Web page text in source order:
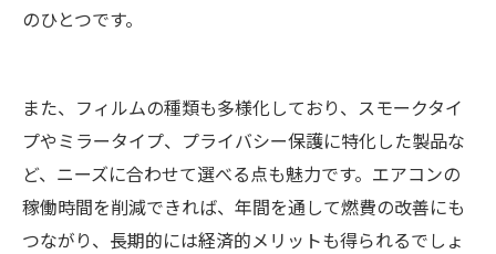
のひとつです。
また、フィルムの種類も多様化しており、スモークタイ
プやミラータイプ、プライバシー保護に特化した製品な
ど、ニーズに合わせて選べる点も魅力です。エアコンの
稼働時間を削減できれば、年間を通して燃費の改善にも
つながり、長期的には経済的メリットも得られるでしょ